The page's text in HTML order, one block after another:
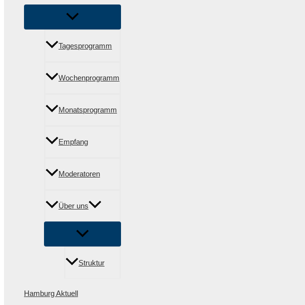
Tagesprogramm
Wochenprogramm
Monatsprogramm
Empfang
Moderatoren
Über uns
Struktur
Hamburg Aktuell